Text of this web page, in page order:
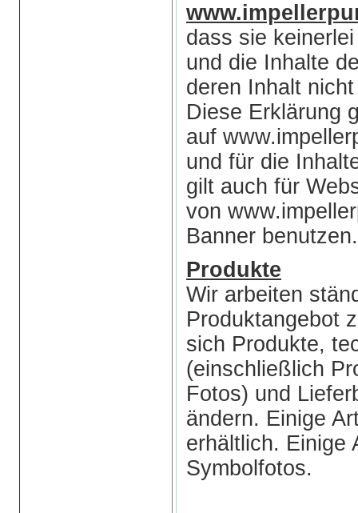
dass sie
und die Inhalte
deren Inhalt
Diese Erklärung
auf
und für die
gilt auch für
von
Banner benutzen.
Produkte
Wir arbeiten
Produktangebot
sich Produkte,
(einschließlich
Fotos) und
ändern. Einige
erhältlich. Einige
Symbolfotos.